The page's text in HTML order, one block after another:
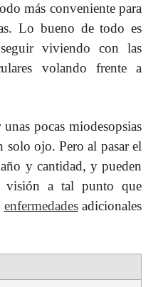
más conveniente para
Lo bueno de todo es
viviendo con las
volando frente a
pocas miodesopsias
solo ojo. Pero al pasar el
y cantidad, y pueden
visión a tal punto que
enfermedadesadicionales